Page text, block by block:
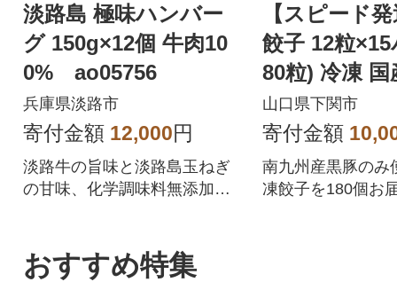
淡路島 極味ハンバー
グ 150g×12個 牛肉10
0% ao05756
兵庫県淡路市
寄付金額 12,000円
淡路牛の旨味と淡路島玉ねぎ
の甘味、化学調味料無添加の
【スピード
餃子 12粒
80粒) 冷凍 国
あり IB051
山口県下関市
寄付金額
南九州産黒豚のみ
凍餃子を180個お
おすすめ特集